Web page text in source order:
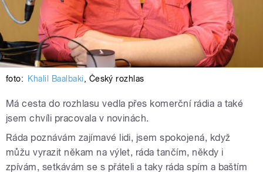
foto: Khalil Baalbaki, Český rozhlas
Má cesta do rozhlasu vedla přes komerční rádia a také
jsem chvíli pracovala v novinách.
Ráda poznávám zajímavé lidi, jsem spokojená, když
můžu vyrazit někam na výlet, ráda tančím, někdy i
zpívám, setkávám se s přáteli a taky ráda spím a baštím